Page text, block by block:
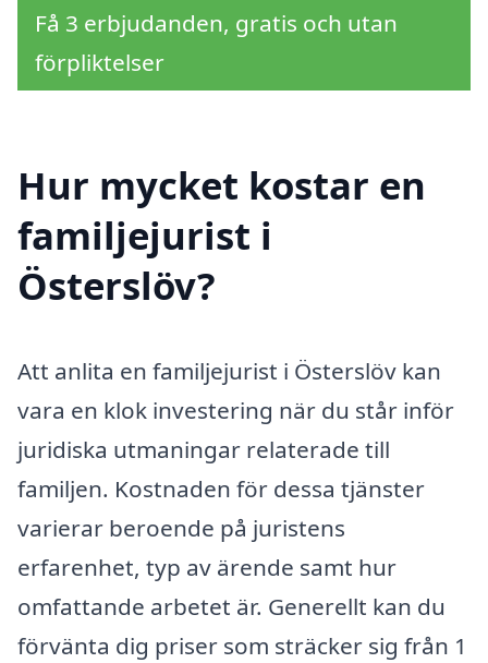
Få 3 erbjudanden, gratis och utan
förpliktelser
Hur mycket kostar en
familjejurist i
Österslöv?
Att anlita en familjejurist i Österslöv kan
vara en klok investering när du står inför
juridiska utmaningar relaterade till
familjen. Kostnaden för dessa tjänster
varierar beroende på juristens
erfarenhet, typ av ärende samt hur
omfattande arbetet är. Generellt kan du
förvänta dig priser som sträcker sig från 1